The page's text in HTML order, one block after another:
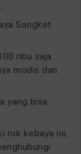
Songket
ribu saja
modis dan
yang bisa
rok kebaya ini,